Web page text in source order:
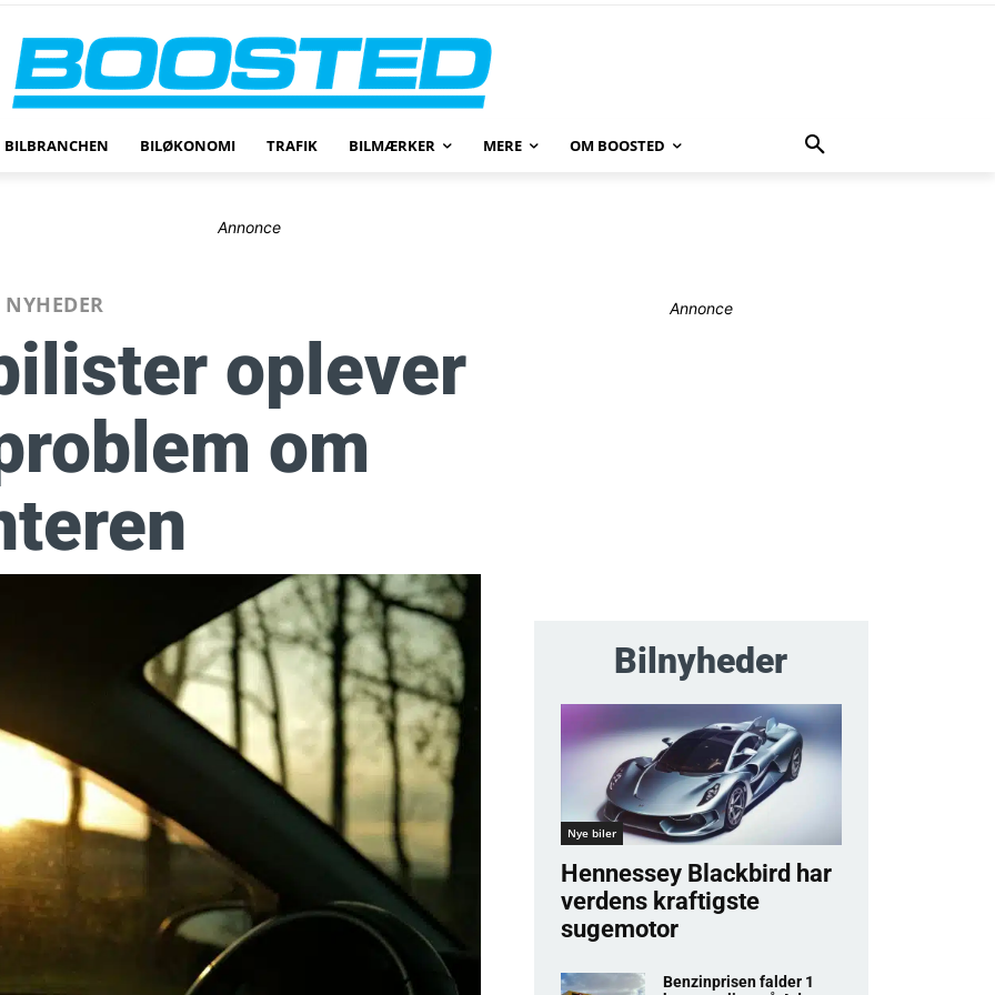
BILBRANCHEN BILØKONOMI TRAFIK BILMÆRKER MERE OM BOOSTED
Annonce
NYHEDER
oplever
om
Annonce
Bilnyheder
Nye biler
Hennessey Blackbird har
verdens kraftigste
sugemotor
Benzinprisen falder 1